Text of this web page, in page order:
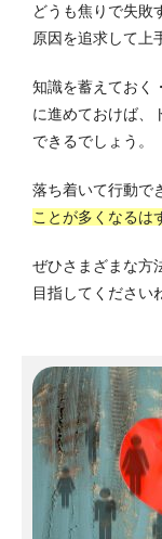
どうも焦りで失
原因を追求して上
知識を蓄えておく
に進めておけば、
できるでしょう。
落ち着いて行動で
ことが多くなるは
ぜひさまざまな方
目指してください